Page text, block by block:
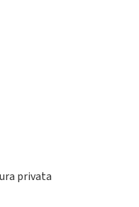
privata